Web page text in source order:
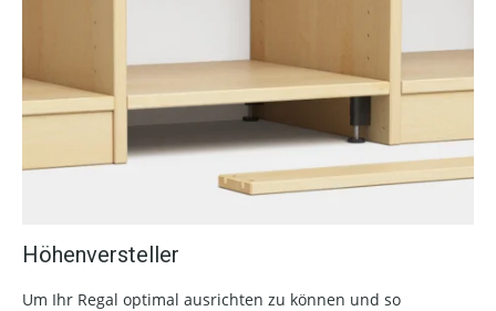
Höhenversteller
Um Ihr Regal optimal ausrichten zu können und so